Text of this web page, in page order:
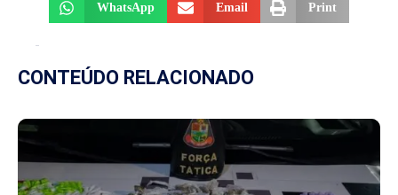
WhatsApp Email Print
CONTEÚDO RELACIONADO